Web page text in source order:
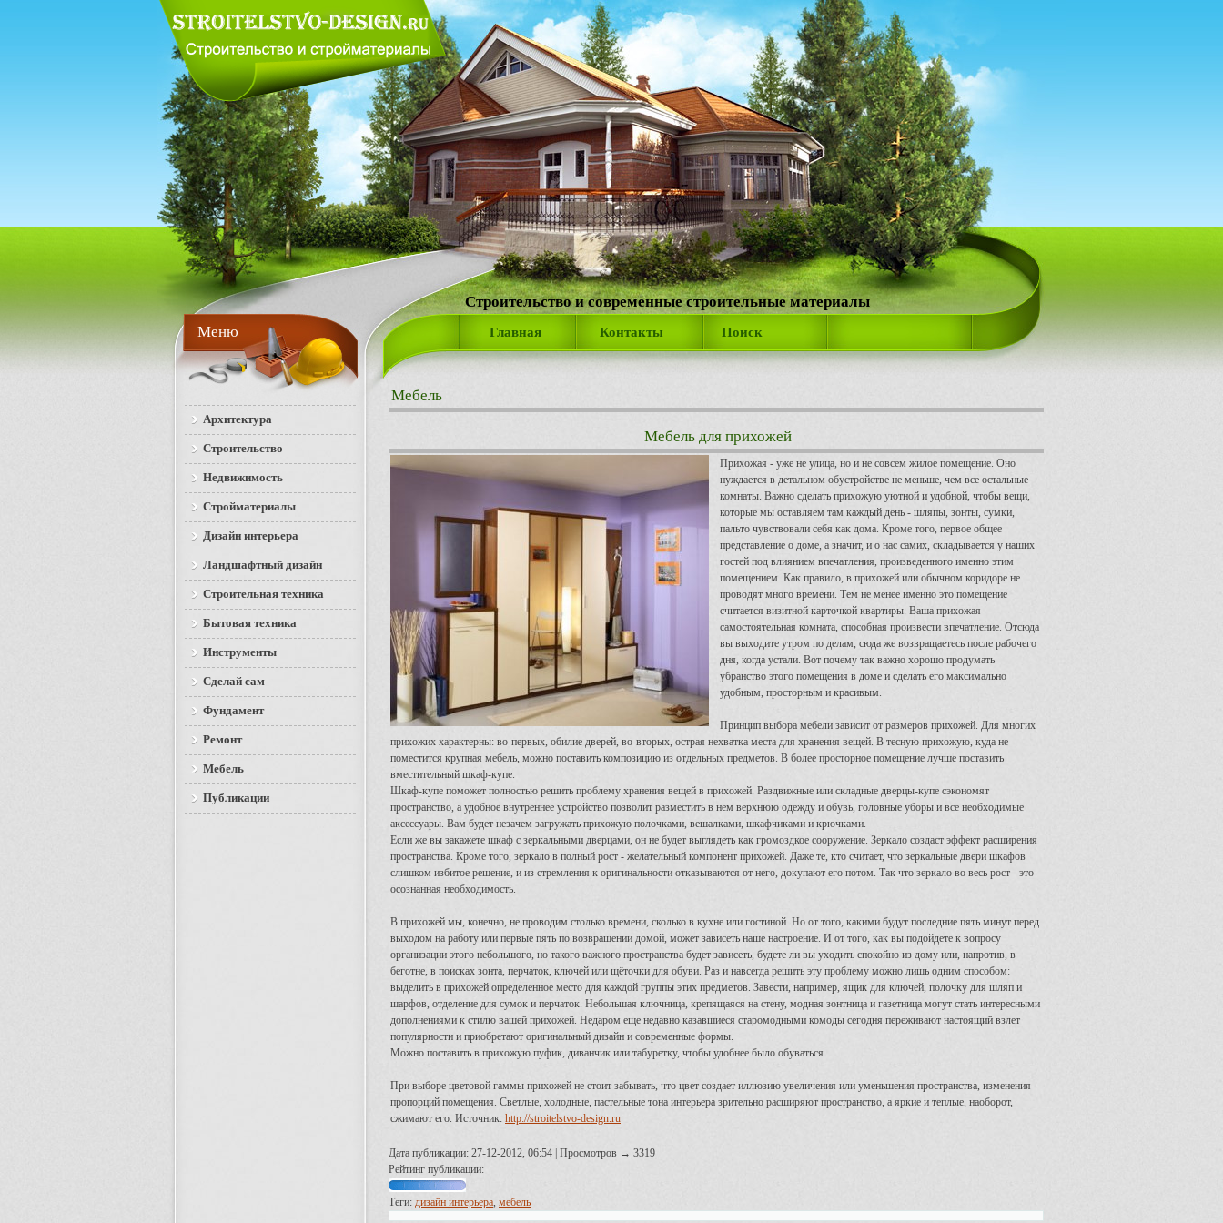
Строительство и современные строительные материалы
Главная Контакты Поиск
Мебель
Мебель для прихожей
Прихожая - уже не улица, но и не совсем жилое помещение. Оно
нуждается в детальном обустройстве не меньше, чем все остальные
комнаты. Важно сделать прихожую уютной и удобной, чтобы вещи,
которые мы оставляем там каждый день - шляпы, зонты, сумки,
пальто чувствовали себя как дома. Кроме того, первое общее
представление о доме, а значит, и о нас самих, складывается у наших
гостей под влиянием впечатления, произведенного именно этим
помещением. Как правило, в прихожей или обычном коридоре не
проводят много времени. Тем не менее именно это помещение
считается визитной карточкой квартиры. Ваша прихожая -
самостоятельная комната, способная произвести впечатление. Отсюда
вы выходите утром по делам, сюда же возвращаетесь после рабочего
дня, когда устали. Вот почему так важно хорошо продумать
убранство этого помещения в доме и сделать его максимально
удобным, просторным и красивым.
Принцип выбора мебели зависит от размеров прихожей. Для многих
прихожих характерны: во-первых, обилие дверей, во-вторых, острая нехватка места для хранения вещей. В тесную прихожую, куда не
поместится крупная мебель, можно поставить композицию из отдельных предметов. В более просторное помещение лучше поставить
вместительный шкаф-купе.
Шкаф-купе поможет полностью решить проблему хранения вещей в прихожей. Раздвижные или складные дверцы-купе сэкономят
пространство, а удобное внутреннее устройство позволит разместить в нем верхнюю одежду и обувь, головные уборы и все необходимые
аксессуары. Вам будет незачем загружать прихожую полочками, вешалками, шкафчиками и крючками.
Если же вы закажете шкаф с зеркальными дверцами, он не будет выглядеть как громоздкое сооружение. Зеркало создаст эффект расширения
пространства. Кроме того, зеркало в полный рост - желательный компонент прихожей. Даже те, кто считает, что зеркальные двери шкафов
слишком избитое решение, и из стремления к оригинальности отказываются от него, докупают его потом. Так что зеркало во весь рост - это
осознанная необходимость.
В прихожей мы, конечно, не проводим столько времени, сколько в кухне или гостиной. Но от того, какими будут последние пять минут перед
выходом на работу или первые пять по возвращении домой, может зависеть наше настроение. И от того, как вы подойдете к вопросу
организации этого небольшого, но такого важного пространства будет зависеть, будете ли вы уходить спокойно из дому или, напротив, в
беготне, в поисках зонта, перчаток, ключей или щёточки для обуви. Раз и навсегда решить эту проблему можно лишь одним способом:
выделить в прихожей определенное место для каждой группы этих предметов. Завести, например, ящик для ключей, полочку для шляп и
шарфов, отделение для сумок и перчаток. Небольшая ключница, крепящаяся на стену, модная зонтница и газетница могут стать интересными
дополнениями к стилю вашей прихожей. Недаром еще недавно казавшиеся старомодными комоды сегодня переживают настоящий взлет
популярности и приобретают оригинальный дизайн и современные формы.
Можно поставить в прихожую пуфик, диванчик или табуретку, чтобы удобнее было обуваться.
При выборе цветовой гаммы прихожей не стоит забывать, что цвет создает иллюзию увеличения или уменьшения пространства, изменения
пропорций помещения. Светлые, холодные, пастельные тона интерьера зрительно расширяют пространство, а яркие и теплые, наоборот,
сжимают его. Источник: http://stroitelstvo-design.ru
Дата публикации: 27-12-2012, 06:54 | Просмотров → 3319
Рейтинг публикации:
Теги: дизайн интерьера, мебель
Меню
Архитектура
Строительство
Недвижимость
Стройматериалы
Дизайн интерьера
Ландшафтный дизайн
Строительная техника
Бытовая техника
Инструменты
Сделай сам
Фундамент
Ремонт
Мебель
Публикации